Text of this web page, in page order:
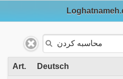
Art. Deutsch